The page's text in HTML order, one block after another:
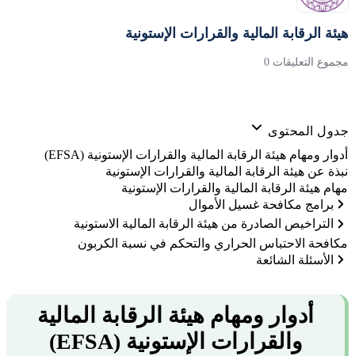
هيئة الرقابة المالية والقرارات الإستونية
مجموع التعليقات 0
جدول المحتوى
أدوار ومهام هيئة الرقابة المالية والقرارات الإستونية (EFSA)
نبذة عن هيئة الرقابة المالية والقرارات الإستونية
مهام هيئة الرقابة المالية والقرارات الإستونية
برامج مكافحة غسيل الأموال
التراخيص الصادرة من هيئة الرقابة المالية الاستونية
مكافحة الاحتباس الحراري والتحكم في نسبة الكربون
الأسئلة الشائعة
أدوار ومهام هيئة الرقابة المالية
والقرارات الإستونية (EFSA)